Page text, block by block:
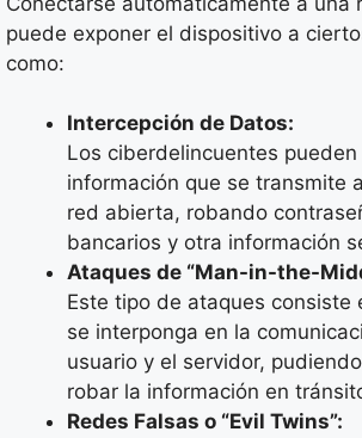
puede exponer el dispositivo a
como:
Intercepción de Datos:
Los ciberdelincuentes
información que se transmite
red abierta, robando
bancarios y otra información
Ataques de “Man-in-the-
Este tipo de ataques consiste
se interponga en la
usuario y el servidor,
robar la información en
Redes Falsas o “Evil Twins”: